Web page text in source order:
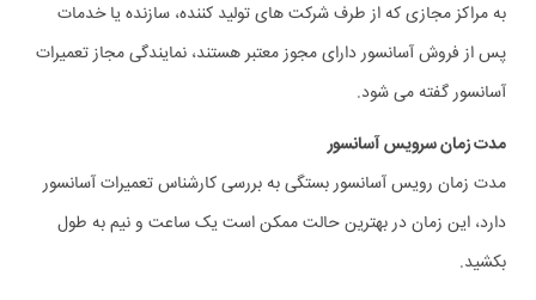
به مراکز مجازی که از طرف شرکت های تولید کننده، سازنده یا خدمات
پس از فروش آسانسور دارای مجوز معتبر هستند، نمایندگی مجاز تعمیرات
آسانسور گفته می شود.
مدت زمان سرویس آسانسور
مدت زمان رویس آسانسور بستگی به بررسی کارشناس تعمیرات آسانسور
دارد، این زمان در بهترین حالت ممکن است یک ساعت و نیم به طول
بکشید.